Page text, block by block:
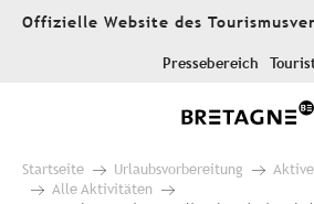
AllerOffizielle Website des
Pressebereich
Startseite Urlaubsvorbereitung
Alle Aktivitäten